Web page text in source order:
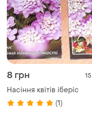
8 грн 15
Насіння квітів іберіс
(1)